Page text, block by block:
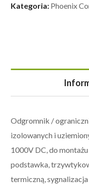
Kategoria: Phoenix
Odgromnik /
izolowanych i
1000V DC, do
podstawka,
termiczną,